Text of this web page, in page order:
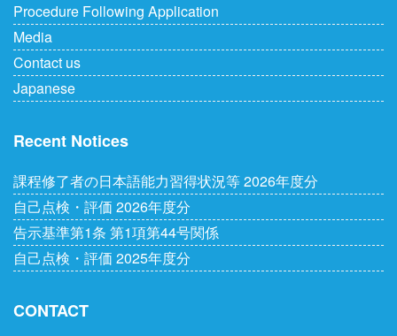
Procedure Following Application
Media
Contact us
Japanese
Recent Notices
課程修了者の日本語能力習得状況等 2026年度分
自己点検・評価 2026年度分
告示基準第1条 第1項第44号関係
自己点検・評価 2025年度分
CONTACT